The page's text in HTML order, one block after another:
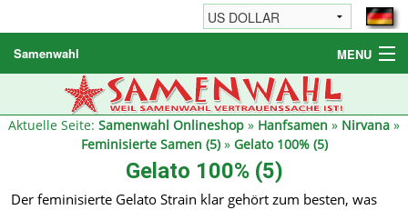
Samenwahl MENU
Hanfsamen
Weitere Produkte
Reseller
Aktuelle Seite: Samenwahl Onlineshop » Hanfsamen » Nirvana »
Feminisierte Samen (5)» Gelato 100% (5)
Gelato 100% (5)
Der feminisierte Gelato Strain klar gehört zum besten, was